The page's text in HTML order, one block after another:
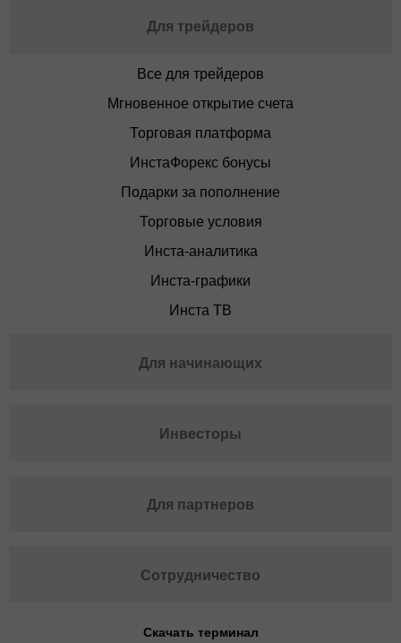
Для трейдеров
Все для трейдеров
Мгновенное открытие счета
Торговая платформа
ИнстаФорекс бонусы
Подарки за пополнение
Торговые условия
Инста-аналитика
Инста-графики
Инста ТВ
Для начинающих
Инвесторы
Для партнеров
Сотрудничество
Скачать терминал